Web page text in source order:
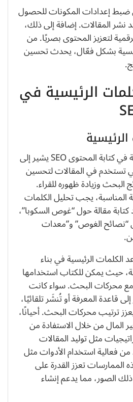
ضبط إعدادات المكونات للحصول
المقالات. إضافة إلى ذلك،
لتعزيز المحتوى بصريًا. من
بشكل فعّال، يحدث تحسين
الرئيسية في
مفهوم الكلمات الرئيسية في كتابة المحتوى SEO يشير إلى
تستخدم في المقالات لتحسين
وزيادة ظهوره للقراء.
المناسبة، يجب تحليل الكلمات
كتابة مقالة حول “غوص السكوبا”،
“نصائح الغوص” و”معدات
الكلمات الرئيسية في بناء
حيث يمكن للكتاب استخدامها
محركات البحث. سواء كانت
قاعدة المعرفة أو تُنشَر تلقائيًا،
ترتيب محركات البحث. أحيانًا،
المال من خلال الاستفادة من
مثل توليد المقالات
من فعالية استخدام الأدوات مثل
الممارسات تعزز القدرة على
الصور، مما يدعم إنشاء